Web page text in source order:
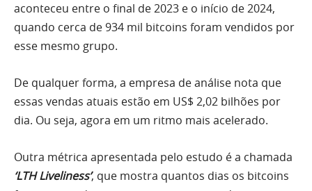
aconteceu entre o final de 2023 e o início de 2024,
quando cerca de 934 mil bitcoins foram vendidos por
esse mesmo grupo.
De qualquer forma, a empresa de análise nota que
essas vendas atuais estão em US$ 2,02 bilhões por
dia. Ou seja, agora em um ritmo mais acelerado.
Outra métrica apresentada pelo estudo é a chamada
‘LTH Liveliness’, que mostra quantos dias os bitcoins